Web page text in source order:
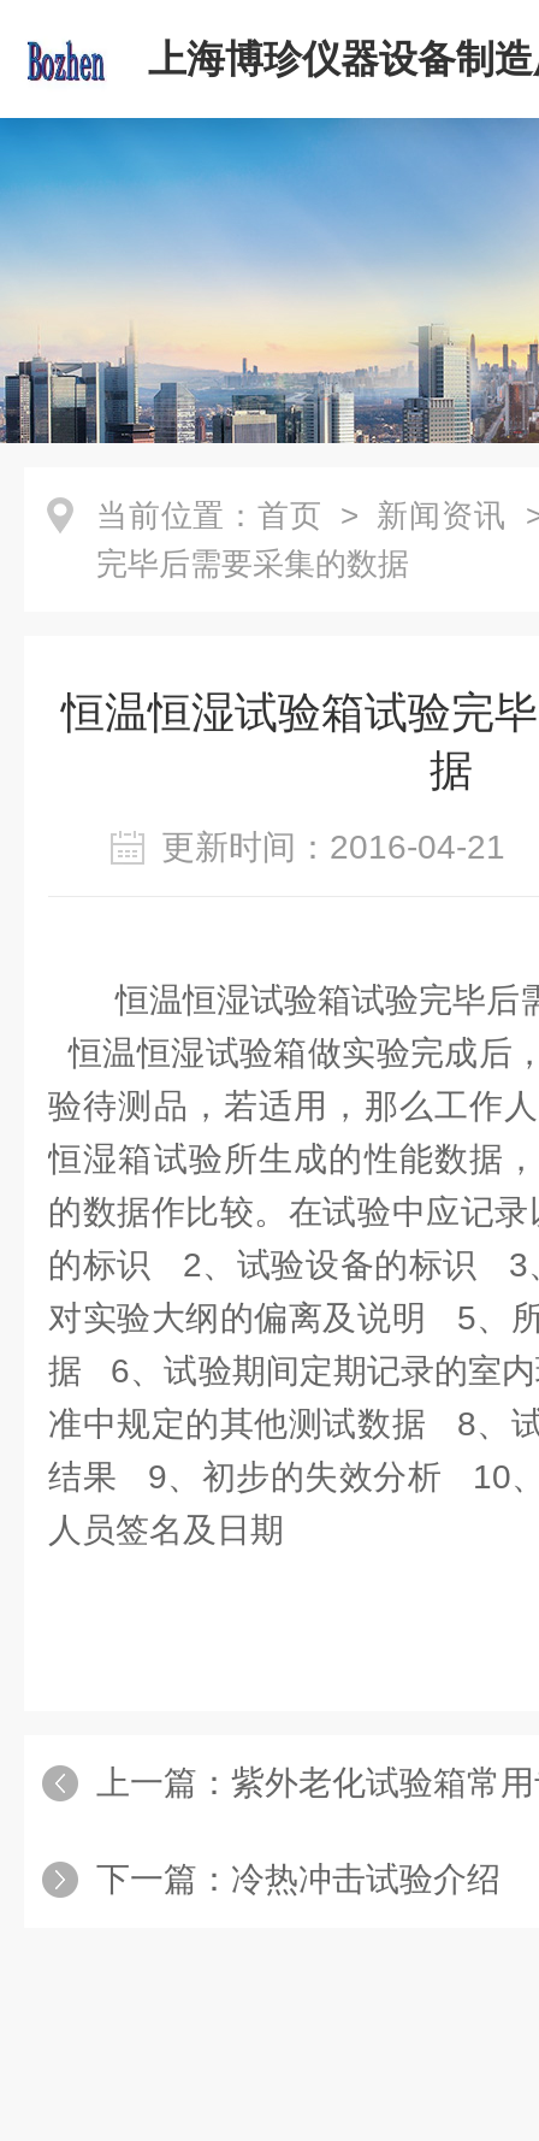
上海博珍仪器设备制
当前位置： 首页 > 新闻资讯
完毕后需要采集的数据
恒温恒湿试验箱试验完
据
更新时间：2016-04-
恒温恒湿试验箱试验完毕后
恒温恒湿试验箱做实验完成后
验待测品，若适用，那么工作
恒湿箱试验所生成的性能数据
的数据作比较。在试验中应记
的标识 2、试验设备的标识 3
对实验大纲的偏离及说明 5、
据 6、试验期间定期记录的室
准中规定的其他测试数据 8、
结果 9、初步的失效分析 10
人员签名及日期
上一篇： 紫外老化试验箱常
下一篇： 冷热冲击试验介绍